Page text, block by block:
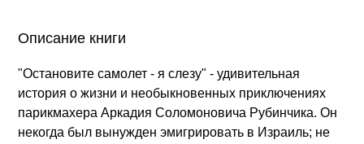
Описание книги
"Остановите самолет - я слезу" - удивительная
история о жизни и необыкновенных приключениях
парикмахера Аркадия Соломоновича Рубинчика. Он
некогда был вынужден эмигрировать в Израиль; не